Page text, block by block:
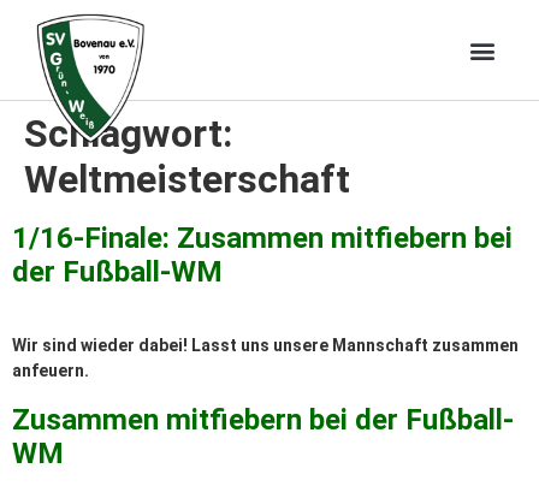
Schlagwort:
Weltmeisterschaft
1/16-Finale: Zusammen mitfiebern bei
der Fußball-WM
Wir sind wieder dabei! Lasst uns unsere Mannschaft zusammen
anfeuern.
Zusammen mitfiebern bei der Fußball-
WM